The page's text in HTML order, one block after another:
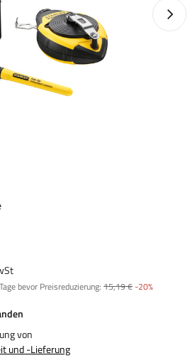
bevor Preisreduzierung: 15,19 €-20%
von
und -Lieferung